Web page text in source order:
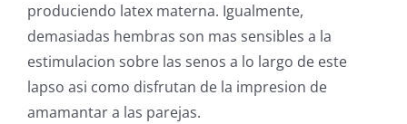
produciendo latex materna. Igualmente,
demasiadas hembras son mas sensibles a la
estimulacion sobre las senos a lo largo de este
lapso asi como disfrutan de la impresion de
amamantar a las parejas.